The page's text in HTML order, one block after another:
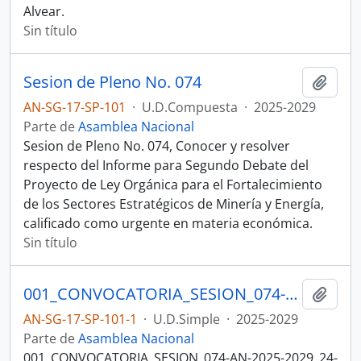
Alvear.
Sin título
Sesion de Pleno No. 074
AN-SG-17-SP-101 · U.D.Compuesta · 2025-2029
Parte deAsamblea Nacional
Sesion de Pleno No. 074, Conocer y resolver
respecto del Informe para Segundo Debate del
Proyecto de Ley Orgánica para el Fortalecimiento
de los Sectores Estratégicos de Minería y Energía,
calificado como urgente en materia económica.
Sin título
001_CONVOCATORIA_SESION_074-AN-2025-2029_24-02-26.eml SESION DEL PLENO N 074 ASAMBLEA NACIONAL 2025-2027
AN-SG-17-SP-101-1 · U.D.Simple · 2025-2029
Parte deAsamblea Nacional